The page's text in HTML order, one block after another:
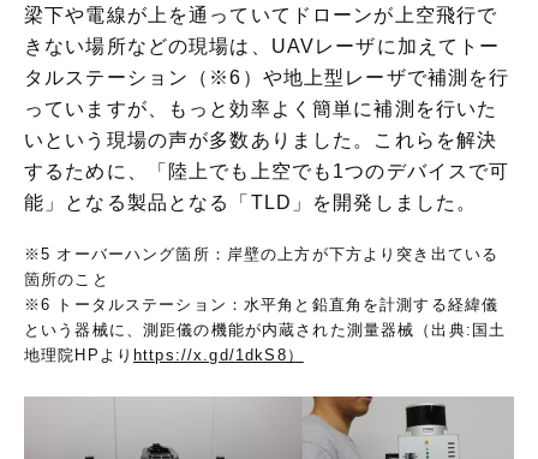
梁下や電線が上を通っていてドローンが上空飛行で
きない場所などの現場は、UAVレーザに加えてトー
タルステーション（※6）や地上型レーザで補測を行
っていますが、もっと効率よく簡単に補測を行いた
いという現場の声が多数ありました。これらを解決
するために、「陸上でも上空でも1つのデバイスで可
能」となる製品となる「TLD」を開発しました。
※5 オーバーハング箇所：岸壁の上方が下方より突き出ている
箇所のこと
※6 トータルステーション：水平角と鉛直角を計測する経緯儀
という器械に、測距儀の機能が内蔵された測量器械（出典:国土
地理院HPより https://x.gd/1dkS8）